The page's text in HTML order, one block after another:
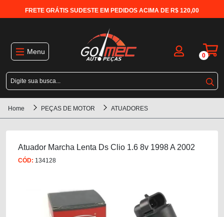
FRETE GRÁTIS SUDESTE EM PEDIDOS ACIMA DE R$ 120,00
Menu 0
Home PEÇAS DE MOTOR ATUADORES
Atuador Marcha Lenta Ds Clio 1.6 8v 1998 A 2002
CÓD: 134128